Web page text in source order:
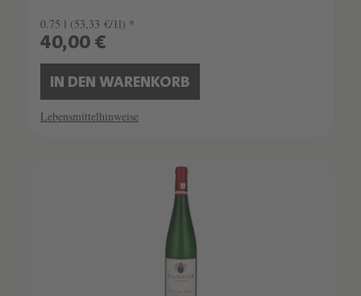
0.75 l (53,33 €/1l) *
40,00 €
IN DEN WARENKORB
Lebensmittelhinweise